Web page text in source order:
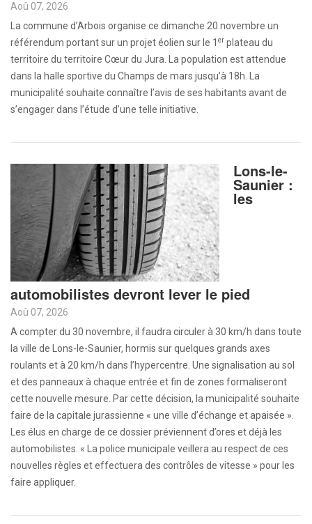
Aoû 07, 2026
La commune d’Arbois organise ce dimanche 20 novembre un
référendum portant sur un projet éolien sur le 1 er plateau du
territoire du territoire Cœur du Jura. La population est attendue
dans la halle sportive du Champs de mars jusqu’à 18h. La
municipalité souhaite connaître l’avis de ses habitants avant de
s’engager dans l’étude d’une telle initiative.
Lons-le-
Saunier :
les
automobilistes devront lever le pied
Aoû 07, 2026
A compter du 30 novembre, il faudra circuler à 30 km/h dans toute
la ville de Lons-le-Saunier, hormis sur quelques grands axes
roulants et à 20 km/h dans l’hypercentre. Une signalisation au sol
et des panneaux à chaque entrée et fin de zones formaliseront
cette nouvelle mesure. Par cette décision, la municipalité souhaite
faire de la capitale jurassienne « une ville d’échange et apaisée ».
Les élus en charge de ce dossier préviennent d’ores et déjà les
automobilistes. « La police municipale veillera au respect de ces
nouvelles règles et effectuera des contrôles de vitesse » pour les
faire appliquer.